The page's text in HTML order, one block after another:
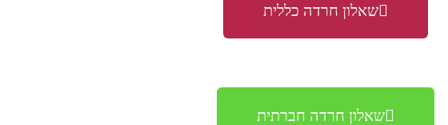
שאלון חרדה כללית
שאלון חרדה חברתית